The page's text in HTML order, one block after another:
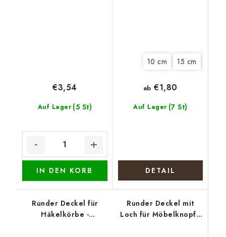
Auf Lager (5 St)
€3,54
IN DEN KORB
10 cm 15 cm
Auf Lager (7 St)
ab €1,80
DETAIL
Runder Deckel für
Häkelkörbe -
Runder Deckel mit
Loch für Möbelknopf -